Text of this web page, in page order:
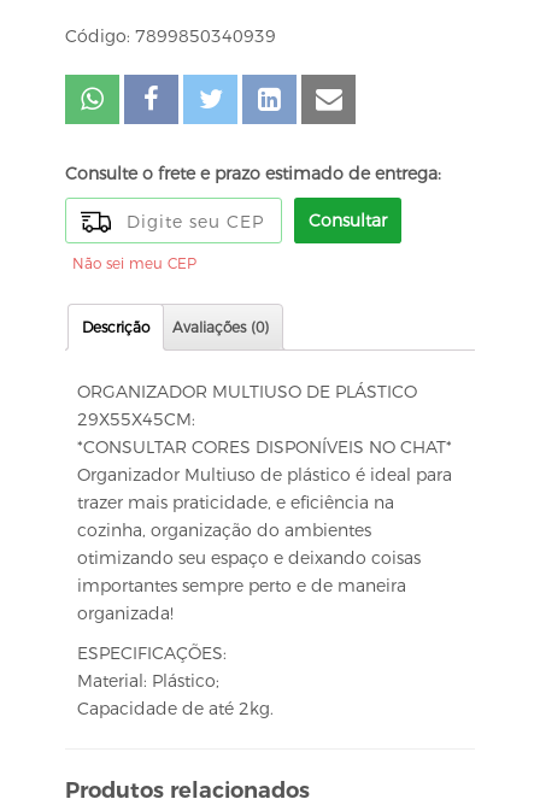
Código: 7899850340939
Consulte o frete e prazo estimado de entrega:
Consultar
Não sei meu CEP
Descrição Avaliações (0)
ORGANIZADOR MULTIUSO DE PLÁSTICO
29X55X45CM:
*CONSULTAR CORES DISPONÍVEIS NO CHAT*
Organizador Multiuso de plástico é ideal para
trazer mais praticidade, e eficiência na
cozinha, organização do ambientes
otimizando seu espaço e deixando coisas
importantes sempre perto e de maneira
organizada!
ESPECIFICAÇÕES:
Material: Plástico;
Capacidade de até 2kg.
Produtos relacionados